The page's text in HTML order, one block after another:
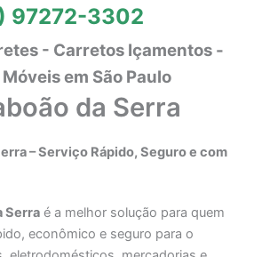
97272-3302
- Carretos Içamentos -
em São Paulo
da Serra
– Serviço Rápido, Seguro e com
Serra é a melhor solução para quem
econômico e seguro para o